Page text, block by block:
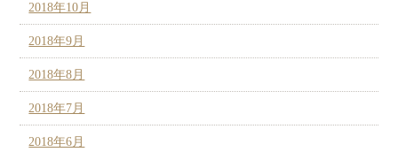
2018年10月
2018年9月
2018年8月
2018年7月
2018年6月